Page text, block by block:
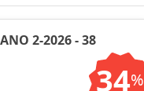
2-2026 - 38
34%